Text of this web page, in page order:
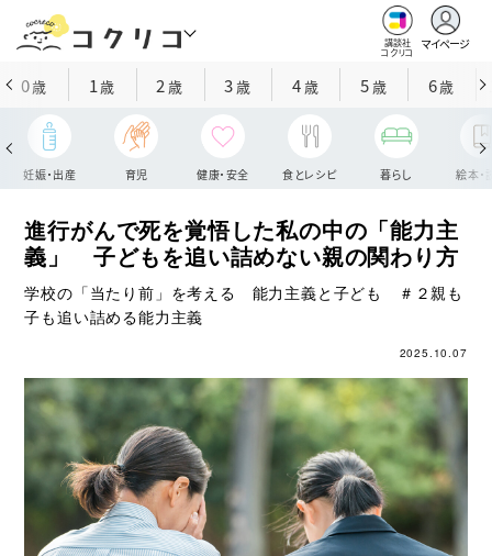
講談社
コクリコ
マイページ
0歳 1歳 2 歳 3歳 4歳 5歳 6歳
妊娠・出産 育児 健康・安全 食とレシピ 暮らし 絵本・
進行がんで死を覚悟した私の中の「能力主
義」 子どもを追い詰めない親の関わり方
学校の「当たり前」を考える 能力主義と子ども ＃２親も
子も追い詰める能力主義
2025.10.07